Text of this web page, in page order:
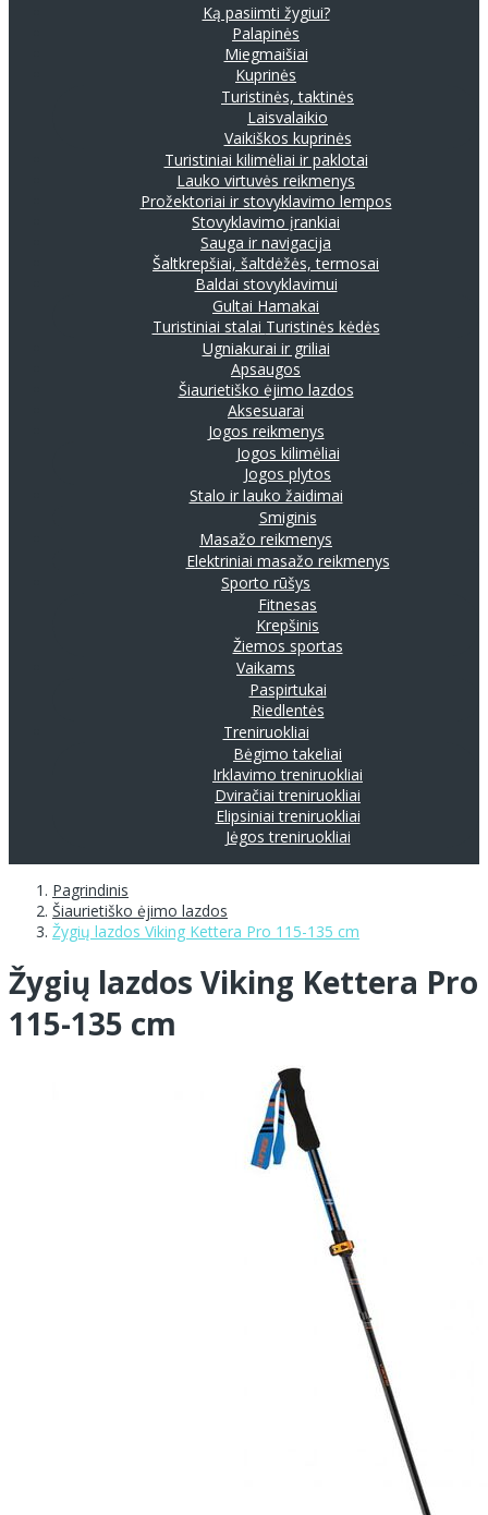
Ką pasiimti žygiui?
Palapinės
Miegmaišiai
Kuprinės
Turistinės, taktinės
Laisvalaikio
Vaikiškos kuprinės
Turistiniai kilimėliai ir paklotai
Lauko virtuvės reikmenys
Prožektoriai ir stovyklavimo lempos
Stovyklavimo įrankiai
Sauga ir navigacija
Šaltkrepšiai, šaltdėžės, termosai
Baldai stovyklavimui
Gultai Hamakai
Turistiniai stalai Turistinės kėdės
Ugniakurai ir griliai
Apsaugos
Šiaurietiško ėjimo lazdos
Aksesuarai
Jogos reikmenys
Jogos kilimėliai
Jogos plytos
Stalo ir lauko žaidimai
Smiginis
Masažo reikmenys
Elektriniai masažo reikmenys
Sporto rūšys
Fitnesas
Krepšinis
Žiemos sportas
Vaikams
Paspirtukai
Riedlentės
Treniruokliai
Bėgimo takeliai
Irklavimo treniruokliai
Dviračiai treniruokliai
Elipsiniai treniruokliai
Jėgos treniruokliai
Pagrindinis
Šiaurietiško ėjimo lazdos
Žygių lazdos Viking Kettera Pro 115-135 cm
Žygių lazdos Viking Kettera Pro
115-135 cm